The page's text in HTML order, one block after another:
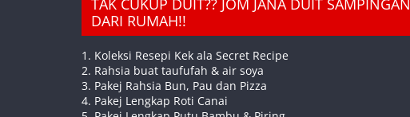
TAK CUKUP DUIT?? JOM JANA DUIT SAMPINGAN
DARI RUMAH!!
1. Koleksi Resepi Kek ala Secret Recipe
2. Rahsia buat taufufah & air soya
3. Pakej Rahsia Bun, Pau dan Pizza
4. Pakej Lengkap Roti Canai